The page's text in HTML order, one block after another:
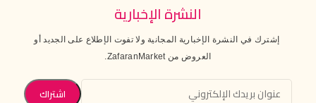
النشرة الإخبارية
إشترك في النشرة الإخبارية المجانية ولا تفوت الإطلاع على الجديد أو
العروض من ZafaranMarket.